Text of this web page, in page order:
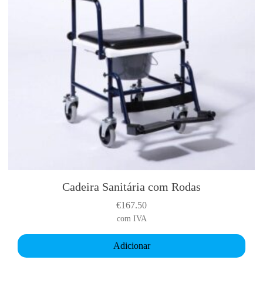
Cadeira Sanitária com Rodas
€167.50
com IVA
Adicionar